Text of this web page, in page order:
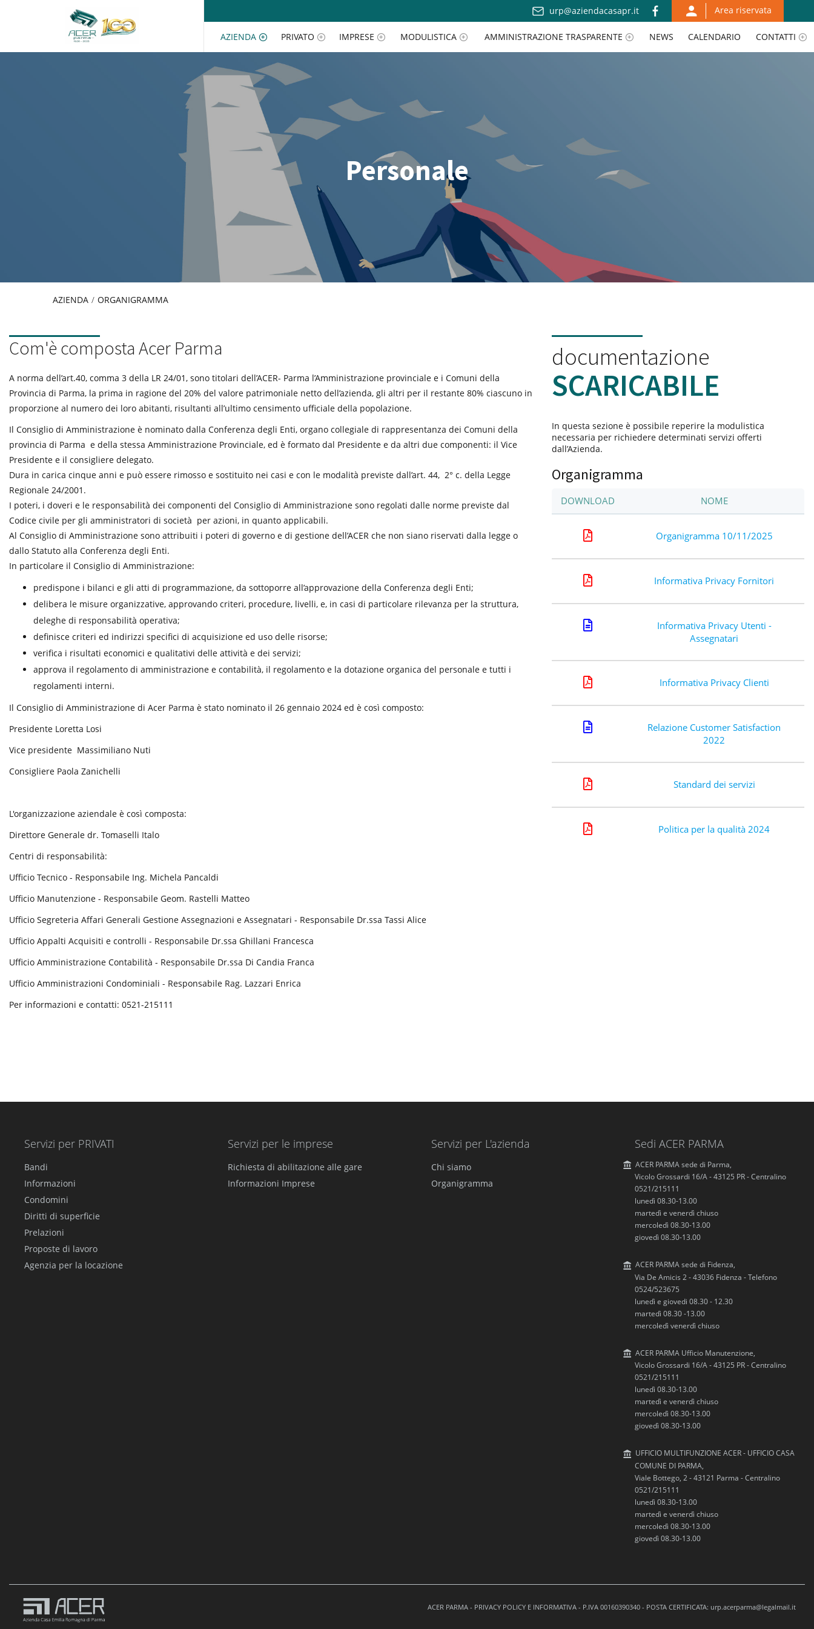
urp@aziendacasapr.it Area riservata
AZIENDA PRIVATO IMPRESE MODULISTICA AMMINISTRAZIONE TRASPARENTE NEWS CALENDARIO CONTATTI
Personale
AZIENDA / ORGANIGRAMMA
Com'è composta Acer Parma
A norma dell’art.40, comma 3 della LR 24/01, sono titolari dell’ACER- Parma l’Amministrazione provinciale e i Comuni della
Provincia di Parma, la prima in ragione del 20% del valore patrimoniale netto dell’azienda, gli altri per il restante 80% ciascuno in
proporzione al numero dei loro abitanti, risultanti all’ultimo censimento ufficiale della popolazione.
Il Consiglio di Amministrazione è nominato dalla Conferenza degli Enti, organo collegiale di rappresentanza dei Comuni della
provincia di Parma e della stessa Amministrazione Provinciale, ed è formato dal Presidente e da altri due componenti: il Vice
Presidente e il consigliere delegato.
Dura in carica cinque anni e può essere rimosso e sostituito nei casi e con le modalità previste dall’art. 44, 2° c. della Legge
Regionale 24/2001.
I poteri, i doveri e le responsabilità dei componenti del Consiglio di Amministrazione sono regolati dalle norme previste dal
Codice civile per gli amministratori di società per azioni, in quanto applicabili.
Al Consiglio di Amministrazione sono attribuiti i poteri di governo e di gestione dell’ACER che non siano riservati dalla legge o
dallo Statuto alla Conferenza degli Enti.
In particolare il Consiglio di Amministrazione:
predispone i bilanci e gli atti di programmazione, da sottoporre all’approvazione della Conferenza degli Enti;
delibera le misure organizzative, approvando criteri, procedure, livelli, e, in casi di particolare rilevanza per la struttura,
deleghe di responsabilità operativa;
definisce criteri ed indirizzi specifici di acquisizione ed uso delle risorse;
verifica i risultati economici e qualitativi delle attività e dei servizi;
approva il regolamento di amministrazione e contabilità, il regolamento e la dotazione organica del personale e tutti i
regolamenti interni.
Il Consiglio di Amministrazione di Acer Parma è stato nominato il 26 gennaio 2024 ed è così composto:
Presidente Loretta Losi
Vice presidente Massimiliano Nuti
Consigliere Paola Zanichelli
L'organizzazione aziendale è così composta:
Direttore Generale dr. Tomaselli Italo
Centri di responsabilità:
Ufficio Tecnico - Responsabile Ing. Michela Pancaldi
Ufficio Manutenzione - Responsabile Geom. Rastelli Matteo
Ufficio Segreteria Affari Generali Gestione Assegnazioni e Assegnatari - Responsabile Dr.ssa Tassi Alice
Ufficio Appalti Acquisiti e controlli - Responsabile Dr.ssa Ghillani Francesca
Ufficio Amministrazione Contabilità - Responsabile Dr.ssa Di Candia Franca
Ufficio Amministrazioni Condominiali - Responsabile Rag. Lazzari Enrica
Per informazioni e contatti: 0521-215111
documentazione
SCARICABILE
In questa sezione è possibile reperire la modulistica
necessaria per richiedere determinati servizi offerti
dall’Azienda.
Organigramma
DOWNLOAD NOME
Organigramma 10/11/2025
Informativa Privacy Fornitori
Informativa Privacy Utenti -
Assegnatari
Informativa Privacy Clienti
Relazione Customer Satisfaction
2022
Standard dei servizi
Politica per la qualità 2024
Servizi per PRIVATI
Bandi
Informazioni
Condomini
Diritti di superficie
Prelazioni
Proposte di lavoro
Agenzia per la locazione
Servizi per le imprese
Richiesta di abilitazione alle gare
Informazioni Imprese
Servizi per L'azienda
Chi siamo
Organigramma
Sedi ACER PARMA
ACER PARMA sede di Parma,
Vicolo Grossardi 16/A - 43125 PR - Centralino
0521/215111
lunedì 08.30-13.00
martedì e venerdì chiuso
mercoledì 08.30-13.00
giovedì 08.30-13.00
ACER PARMA sede di Fidenza,
Via De Amicis 2 - 43036 Fidenza - Telefono
0524/523675
lunedì e giovedi 08.30 - 12.30
martedì 08.30 -13.00
mercoledì venerdì chiuso
ACER PARMA Ufficio Manutenzione,
Vicolo Grossardi 16/A - 43125 PR - Centralino
0521/215111
lunedì 08.30-13.00
martedì e venerdì chiuso
mercoledì 08.30-13.00
giovedì 08.30-13.00
UFFICIO MULTIFUNZIONE ACER - UFFICIO CASA
COMUNE DI PARMA,
Viale Bottego, 2 - 43121 Parma - Centralino
0521/215111
lunedì 08.30-13.00
martedì e venerdì chiuso
mercoledì 08.30-13.00
giovedì 08.30-13.00
ACER PARMA - PRIVACY POLICY E INFORMATIVA- P.IVA 00160390340 - POSTA CERTIFICATA: urp.acerparma@legalmail.it